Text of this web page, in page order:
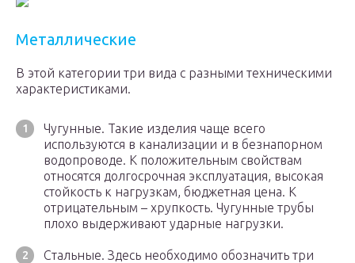
Металлические
В этой категории три вида с разными техническими
характеристиками.
Чугунные. Такие изделия чаще всего
используются в канализации и в безнапорном
водопроводе. К положительным свойствам
относятся долгосрочная эксплуатация, высокая
стойкость к нагрузкам, бюджетная цена. К
отрицательным – хрупкость. Чугунные трубы
плохо выдерживают ударные нагрузки.
Стальные. Здесь необходимо обозначить три